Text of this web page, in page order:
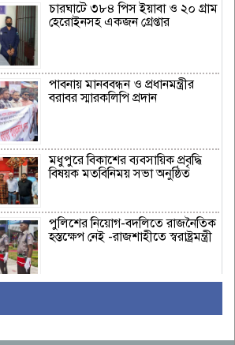
চারঘাটে ৩৮৪ পিস ইয়াবা ও ২০ গ্রাম
হেরোইনসহ একজন গ্রেপ্তার
পাবনায় মানববন্ধন ও প্রধানমন্ত্রীর
বরাবর স্মারকলিপি প্রদান
মধুপুরে বিকাশের ব্যবসায়িক প্রবৃদ্ধি
বিষয়ক মতবিনিময় সভা অনুষ্ঠিত
পুলিশের নিয়োগ-বদলিতে রাজনৈতিক
হস্তক্ষেপ নেই -রাজশাহীতে স্বরাষ্ট্রমন্ত্রী
বছর পূর্তি উদযাপন